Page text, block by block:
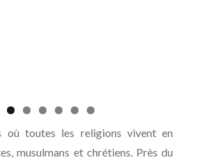
toutes les religions vivent en
musulmans et chrétiens. Près du